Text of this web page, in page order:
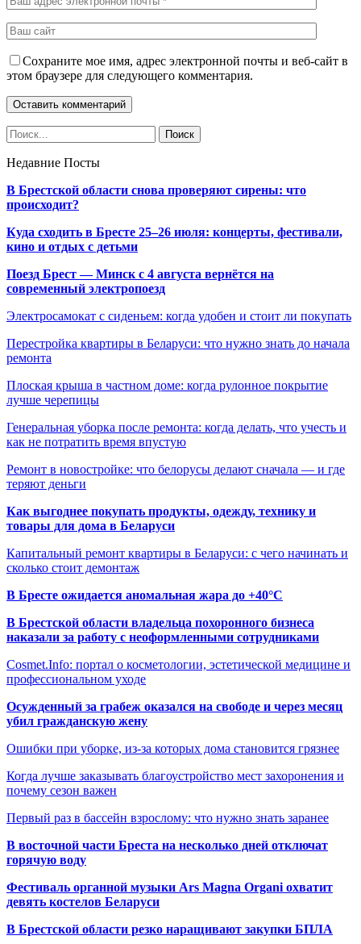
Сохраните мое имя, адрес электронной почты и веб-сайт в
этом браузере для следующего комментария.
Недавние Посты
В Брестской области снова проверяют сирены: что
происходит?
Куда сходить в Бресте 25–26 июля: концерты, фестивали,
кино и отдых с детьми
Поезд Брест — Минск с 4 августа вернётся на
современный электропоезд
Электросамокат с сиденьем: когда удобен и стоит ли покупать
Перестройка квартиры в Беларуси: что нужно знать до начала
ремонта
Плоская крыша в частном доме: когда рулонное покрытие
лучше черепицы
Генеральная уборка после ремонта: когда делать, что учесть и
как не потратить время впустую
Ремонт в новостройке: что белорусы делают сначала — и где
теряют деньги
Как выгоднее покупать продукты, одежду, технику и
товары для дома в Беларуси
Капитальный ремонт квартиры в Беларуси: с чего начинать и
сколько стоит демонтаж
В Бресте ожидается аномальная жара до +40°C
В Брестской области владельца похоронного бизнеса
наказали за работу с неоформленными сотрудниками
Cosmet.Info: портал о косметологии, эстетической медицине и
профессиональном уходе
Осужденный за грабеж оказался на свободе и через месяц
убил гражданскую жену
Ошибки при уборке, из-за которых дома становится грязнее
Когда лучше заказывать благоустройство мест захоронения и
почему сезон важен
Первый раз в бассейн взрослому: что нужно знать заранее
В восточной части Бреста на несколько дней отключат
горячую воду
Фестиваль органной музыки Ars Magna Organi охватит
девять костелов Беларуси
В Брестской области резко наращивают закупки БПЛА